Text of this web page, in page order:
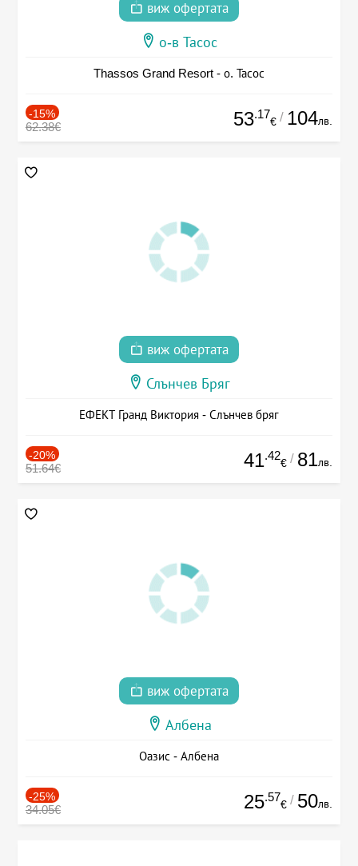
виж офертата
о-в Тасос
Thassos Grand Resort - о. Тасос
-15%
62.38€ 53.17
€ / 104лв.
виж офертата
Слънчев Бряг
ЕФЕКТ Гранд Виктория - Слънчев бряг
-20%
51.64€ 41.42
€ / 81лв.
виж офертата
Албена
Оазис - Албена
-25%
34.05€ 25.57
€ / 50лв.